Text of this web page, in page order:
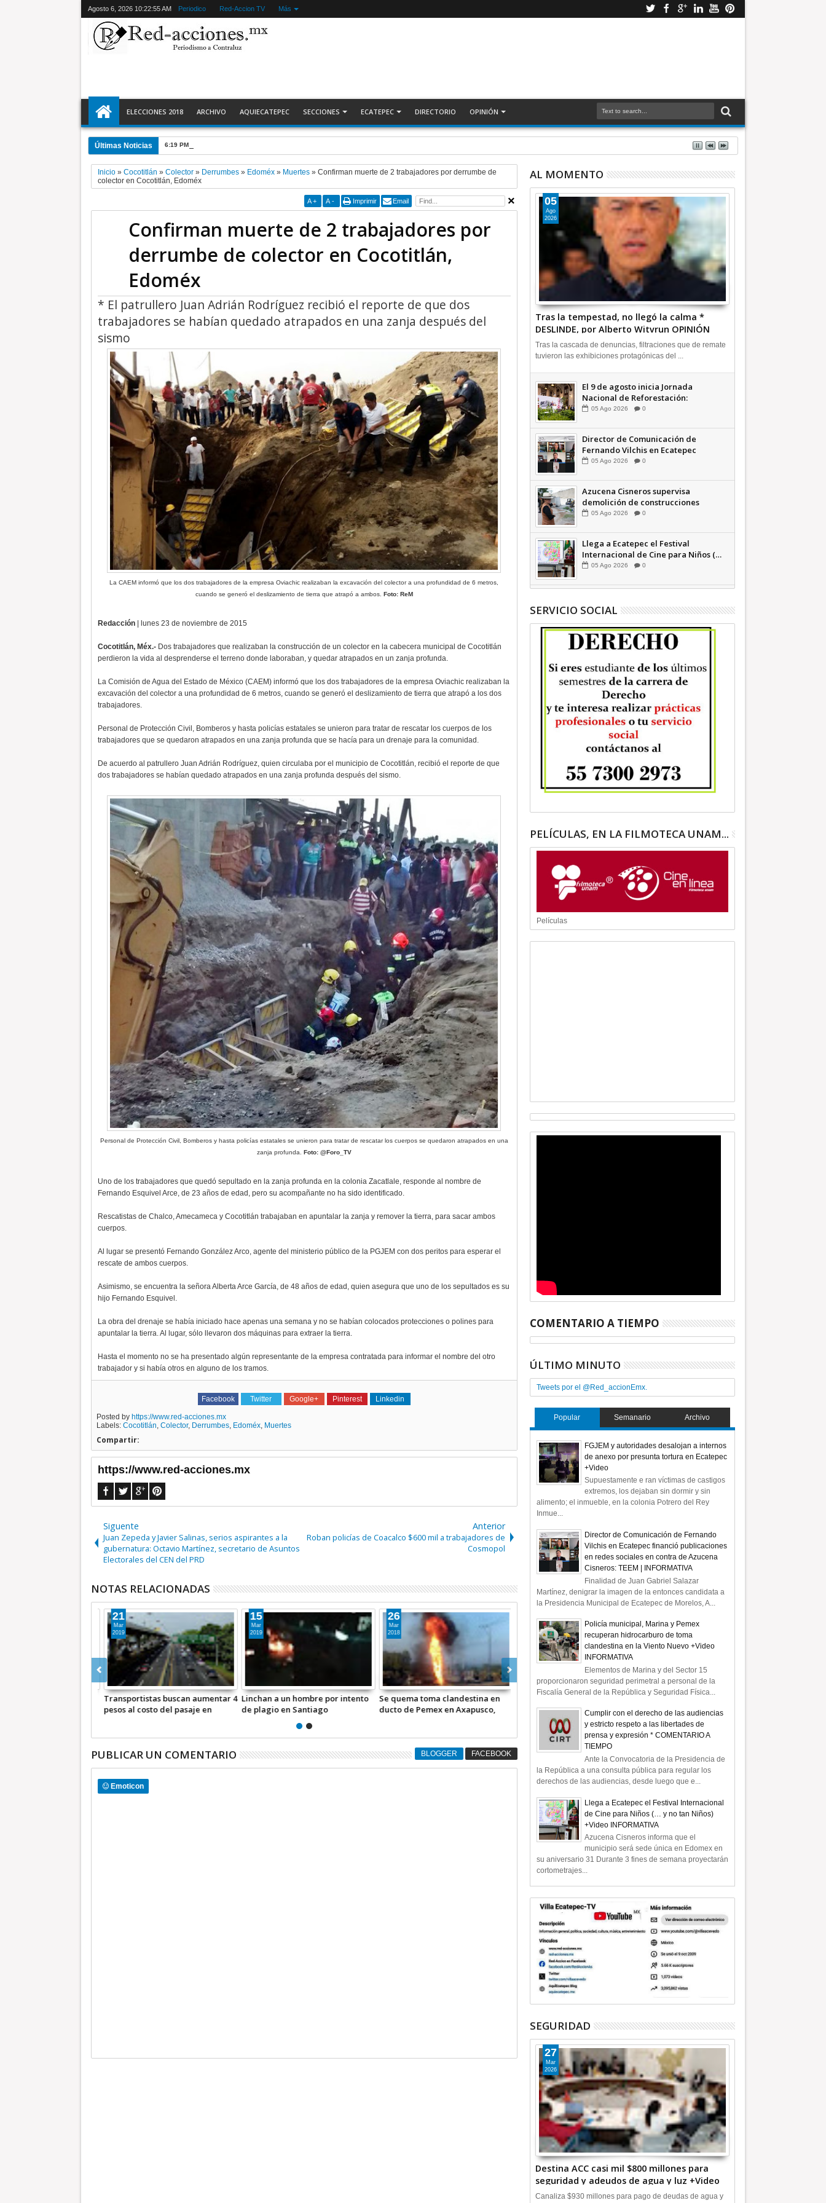
Agosto 6, 2026 10:22:57 AM Periodico Red-Accion TV Más
ELECCIONES 2018 ARCHIVO AQUIECATEPEC SECCIONES ECATEPEC DIRECTORIO OPINIÓN
Últimas Noticias 6:19 PM
Inicio» Cocotitlán » Colector» Derrumbes» Edoméx» Muertes» Confirman muerte de 2 trabajadores por derrumbe de
colector en Cocotitlán, Edoméx
A + A - Imprimir Email
Confirman muerte de 2 trabajadores por
derrumbe de colector en Cocotitlán,
Edoméx
* El patrullero Juan Adrián Rodríguez recibió el reporte de que dos
trabajadores se habían quedado atrapados en una zanja después del
sismo
La CAEM informó que los dos trabajadores de la empresa Oviachic realizaban la excavación del colector a una profundidad de 6 metros,
cuando se generó el deslizamiento de tierra que atrapó a ambos. Foto: ReM
Redacción| lunes 23 de noviembre de 2015
Cocotitlán, Méx.-Dos trabajadores que realizaban la construcción de un colector en la cabecera municipal de Cocotitlán
perdieron la vida al desprenderse el terreno donde laboraban, y quedar atrapados en un zanja profunda.
La Comisión de Agua del Estado de México (CAEM) informó que los dos trabajadores de la empresa Oviachic realizaban la
excavación del colector a una profundidad de 6 metros, cuando se generó el deslizamiento de tierra que atrapó a los dos
trabajadores.
Personal de Protección Civil, Bomberos y hasta policías estatales se unieron para tratar de rescatar los cuerpos de los
trabajadores que se quedaron atrapados en una zanja profunda que se hacía para un drenaje para la comunidad.
De acuerdo al patrullero Juan Adrián Rodríguez, quien circulaba por el municipio de Cocotitlán, recibió el reporte de que
dos trabajadores se habían quedado atrapados en una zanja profunda después del sismo.
Personal de Protección Civil, Bomberos y hasta policías estatales se unieron para tratar de rescatar los cuerpos se quedaron atrapados en una
zanja profunda. Foto: @Foro_TV
Uno de los trabajadores que quedó sepultado en la zanja profunda en la colonia Zacatlale, responde al nombre de
Fernando Esquivel Arce, de 23 años de edad, pero su acompañante no ha sido identificado.
Rescatistas de Chalco, Amecameca y Cocotitlán trabajaban en apuntalar la zanja y remover la tierra, para sacar ambos
cuerpos.
Al lugar se presentó Fernando González Arco, agente del ministerio público de la PGJEM con dos peritos para esperar el
rescate de ambos cuerpos.
Asimismo, se encuentra la señora Alberta Arce García, de 48 años de edad, quien asegura que uno de los sepultados es su
hijo Fernando Esquivel.
La obra del drenaje se había iniciado hace apenas una semana y no se habían colocados protecciones o polines para
apuntalar la tierra. Al lugar, sólo llevaron dos máquinas para extraer la tierra.
Hasta el momento no se ha presentado algún representante de la empresa contratada para informar el nombre del otro
trabajador y si había otros en alguno de los tramos.
Facebook Twitter Google+ Pinterest Linkedin
Posted by https://www.red-acciones.mx
Labels: Cocotitlán, Colector, Derrumbes, Edoméx, Muertes
Compartir:
https://www.red-acciones.mx
Siguente
Juan Zepeda y Javier Salinas, serios aspirantes a la
gubernatura: Octavio Martínez, secretario de Asuntos
Anterior
Roban policías de Coacalco $600 mil a trabajadores de
Cosmopol
NOTAS RELACIONADAS
Acuerdan CDMX, Hidalgo y
Edoméx consolidar el corredor
24
Nov
2023
Tecámac y Desarrollo Social
acuerdan atender la violencia de
24
Mar
2019
Transportistas buscan aumentar 4
pesos al costo del pasaje en
21
Mar
2019
Linchan a un hombre por intento
de plagio en Santiago
Tianguistenco; fallece en hospital:
Se quema toma clandestina en
ducto de Pemex en Axapusco,
Edomex
Mar
2018
PUBLICAR UN COMENTARIO BLOGGER FACEBOOK
Emoticon
AL MOMENTO
Tras la tempestad, no llegó la calma *
DESLINDE, por Alberto Witvrun OPINIÓN
05
Ago
2026
Tras la cascada de denuncias, filtraciones que de remate
tuvieron las exhibiciones protagónicas del ...
El 9 de agosto inicia Jornada
Nacional de Reforestación:
presidenta Sheinbaum +Video
05 Ago 2026 0
Director de Comunicación de
Fernando Vilchis en Ecatepec
financió publicaciones en redes
Cisneros: TEEM | INFORMATIVA
05 Ago 2026 0
Azucena Cisneros supervisa
demolición de construcciones
ilegales en zona federal
05 Ago 2026 0
Llega a Ecatepec el Festival
Internacional de Cine para Niños (…
y no tan Niños) +Video INFORMATIVA
05 Ago 2026 0
SERVICIO SOCIAL
PELÍCULAS, EN LA FILMOTECA UNAM...
Películas
COMENTARIO A TIEMPO
ÚLTIMO MINUTO
Tweets por el @Red_accionEmx.
Popular Semanario Archivo
FGJEM y autoridades desalojan a internos
de anexo por presunta tortura en Ecatepec
+Video
Supuestamente e ran víctimas de castigos
extremos, los dejaban sin dormir y sin
alimento; el inmueble, en la colonia Potrero del Rey
Inmue...
Director de Comunicación de Fernando
Vilchis en Ecatepec financió publicaciones
en redes sociales en contra de Azucena
Cisneros: TEEM | INFORMATIVA
Finalidad de Juan Gabriel Salazar
Martínez, denigrar la imagen de la entonces candidata a
la Presidencia Municipal de Ecatepec de Morelos, A...
Policía municipal, Marina y Pemex
recuperan hidrocarburo de toma
clandestina en la Viento Nuevo +Video
INFORMATIVA
Elementos de Marina y del Sector 15
proporcionaron seguridad perimetral a personal de la
Fiscalía General de la República y Seguridad Física...
Cumplir con el derecho de las audiencias
y estricto respeto a las libertades de
prensa y expresión * COMENTARIO A
TIEMPO
Ante la Convocatoria de la Presidencia de
la República a una consulta pública para regular los
derechos de las audiencias, desde luego que e...
Llega a Ecatepec el Festival Internacional
de Cine para Niños (… y no tan Niños)
+Video INFORMATIVA
Azucena Cisneros informa que el
municipio será sede única en Edomex en
su aniversario 31 Durante 3 fines de semana proyectarán
cortometrajes...
SEGURIDAD
Destina ACC casi mil $800 millones para
seguridad y adeudos de agua y luz +Video
27
Mar
2026
Canaliza $930 millones para pago de deudas de agua y